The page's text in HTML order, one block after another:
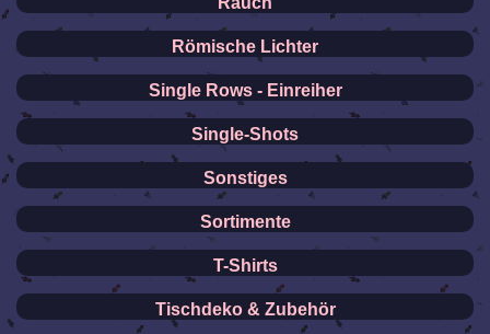
Römische Lichter
Single Rows - Einreiher
Single-Shots
Sonstiges
Sortimente
T-Shirts
Tischdeko & Zubehör